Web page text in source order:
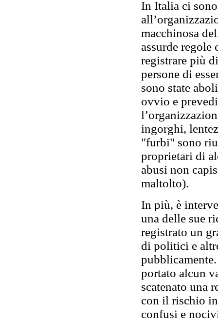
In Italia ci
macchinosa
assurde regole
registrare più
persone di
sono state
ovvio e
ingorghi,
"furbi" sono
proprietari di
abusi non
maltolto).
In più, è
una delle sue
registrato un
di politici e
portato alcun
scatenato una
con il rischio
confusi e